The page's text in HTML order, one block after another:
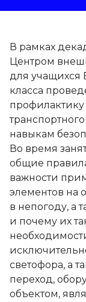
В рамках
Центром
для учащихся
класса
навыкам
Во время
общие
важности
элементов на
в непогоду, а
и почему их
светофора, а
переход,
объектом,